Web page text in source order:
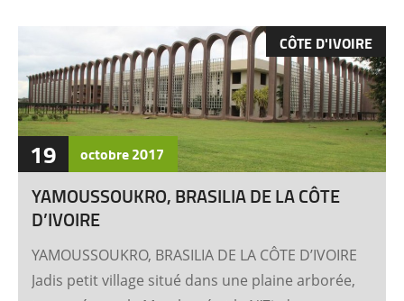
CÔTE D'IVOIRE
19 octobre2017
YAMOUSSOUKRO, BRASILIA DE LA CÔTE
D’IVOIRE
YAMOUSSOUKRO, BRASILIA DE LA CÔTE D’IVOIRE
Jadis petit village situé dans une plaine arborée,